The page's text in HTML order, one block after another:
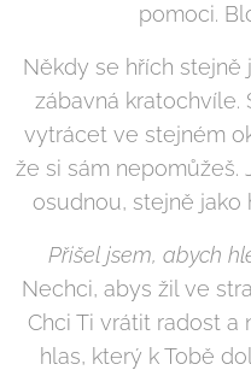
pomoci.
Někdy se hřích stejně
zábavná kratochvíle.
vytrácet ve stejném
že si sám nepomůžeš.
osudnou, stejně jako
Přišel jsem, abych
Nechci, abys žil ve
Chci Ti vrátit radost a
hlas, který k Tobě